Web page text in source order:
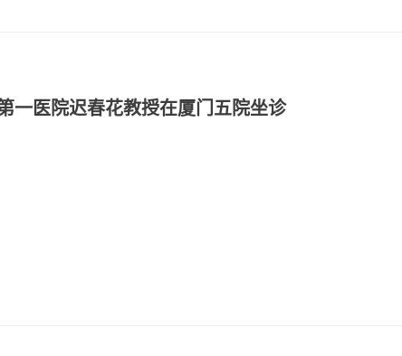
一医院迟春花教授在厦门五院坐诊